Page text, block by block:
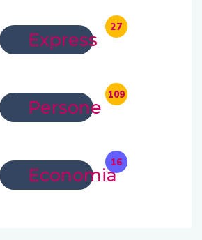
Express
27
Persone
109
Economia
16